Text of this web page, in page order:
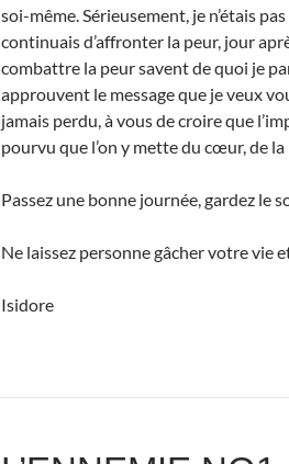
soi-même. Sérieusement, je n’étais
continuais d’affronter la peur, jour
combattre la peur savent de quoi je
approuvent le message que je veux
jamais perdu, à vous de croire que
pourvu que l’on y mette du cœur, de
Passez une bonne journée, gardez le
Ne laissez personne gâcher votre vie
Isidore